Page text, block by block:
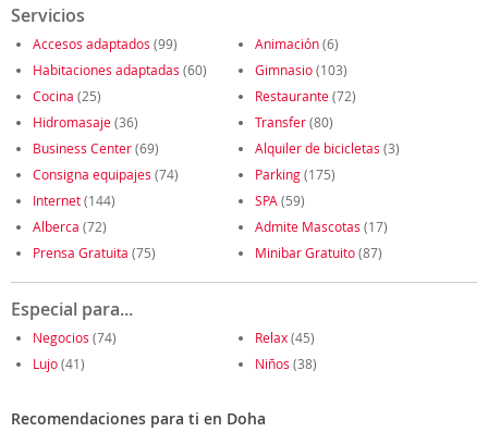
Servicios
Accesos adaptados (99) Animación(6)
Habitaciones adaptadas (60) Gimnasio(103)
Cocina (25) Restaurante(72)
Hidromasaje(36) Transfer(80)
Business Center(69) Alquiler de bicicletas (3)
Consigna equipajes (74) Parking(175)
Internet(144) SPA (59)
Alberca (72) Admite Mascotas (17)
Prensa Gratuita (75) Minibar Gratuito(87)
Especial para...
Negocios (74) Relax(45)
Lujo(41) Niños (38)
Recomendaciones para ti en Doha